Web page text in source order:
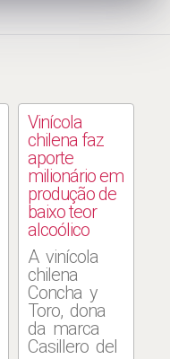
Vinícola
chilena faz
aporte
milionário em
produção de
baixo teor
alcoólico
A vinícola
chilena
Concha y
Toro, dona
da marca
Casillero del